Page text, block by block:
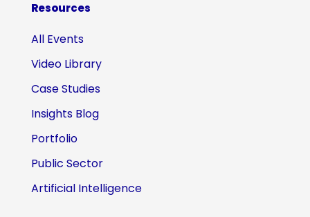
Resources
All Events
Video Library
Case Studies
Insights Blog
Portfolio
Public Sector
Artificial Intelligence